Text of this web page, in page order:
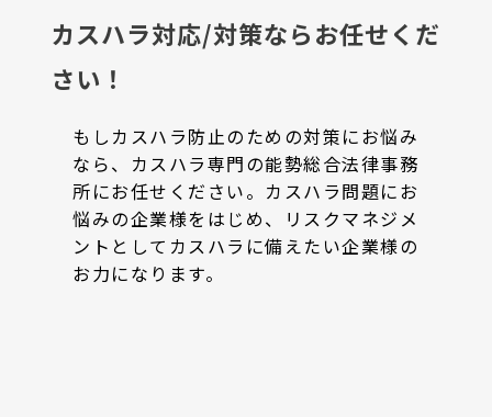
カスハラ対応/対策ならお任せくだ
さい！
もしカスハラ防止のための対策にお悩み
なら、カスハラ専門の能勢総合法律事務
所にお任せください。カスハラ問題にお
悩みの企業様をはじめ、リスクマネジメ
ントとしてカスハラに備えたい企業様の
お力になります。